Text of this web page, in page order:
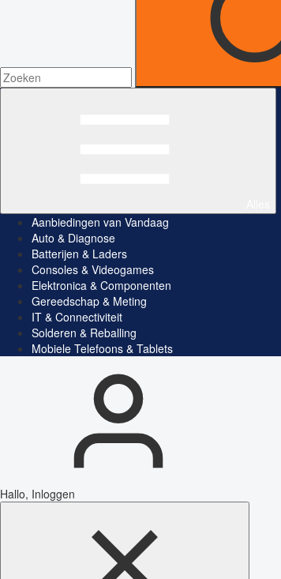
Aanbiedingen van Vandaag
Auto & Diagnose
Batterijen & Laders
Consoles & Videogames
Elektronica & Componenten
Gereedschap & Meting
IT & Connectiviteit
Solderen & Reballing
Mobiele Telefoons & Tablets
Hallo, Inloggen